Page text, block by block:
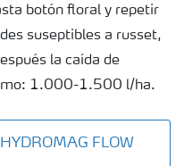
botón floral y repetir
suseptibles a russet,
la caída de
1.000-1.500 l/ha.
FLOW